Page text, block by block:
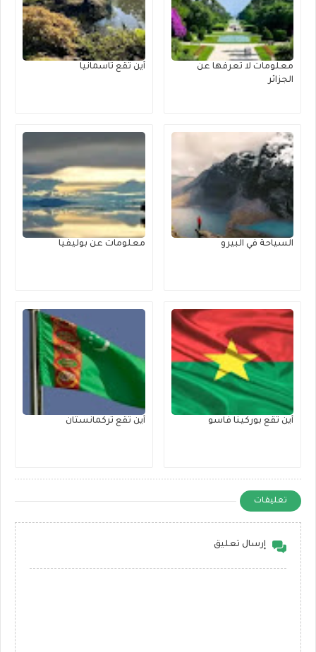
معلومات لا تعرفها عن
الجزائر
أين تقع تاسمانيا
السياحة في البيرو معلومات عن بوليفيا
أين تقع بوركينا فاسو أين تقع تركمانستان
تعليقات
إرسال تعليق